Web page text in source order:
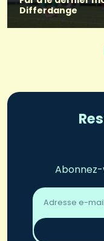
Differdange
Adresse
email